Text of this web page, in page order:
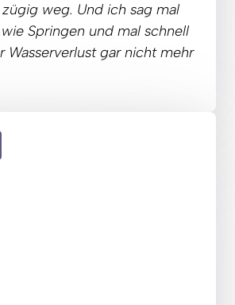
zügig weg. Und ich sag
wie Springen und mal
Wasserverlust gar nicht
mehr